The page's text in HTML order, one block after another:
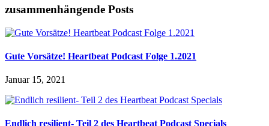
zusammenhängende Posts
Gute Vorsätze! Heartbeat Podcast Folge 1.2021
Januar 15, 2021
Endlich resilient- Teil 2 des Heartbeat Podcast Specials